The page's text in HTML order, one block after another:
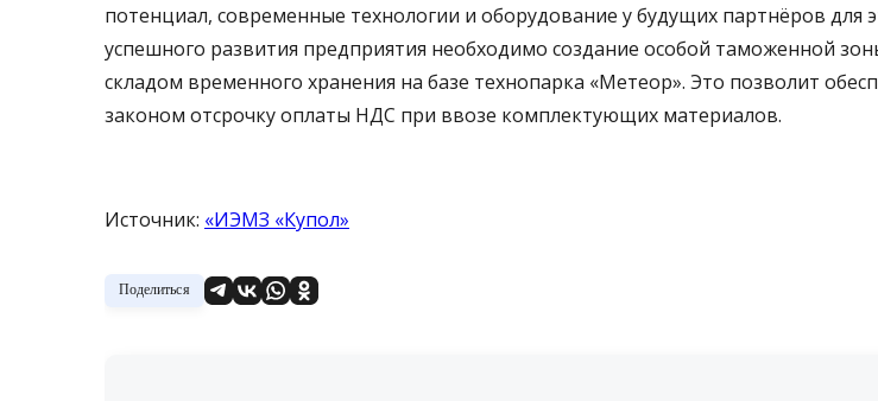
потенциал, современные технологии и оборудование у будущих партнёров для
успешного развития предприятия необходимо создание особой таможенной
складом временного хранения на базе технопарка «Метеор». Это позволит
законом отсрочку оплаты НДС при ввозе комплектующих материалов.
Источник: «ИЭМЗ «Купол»
Поделиться